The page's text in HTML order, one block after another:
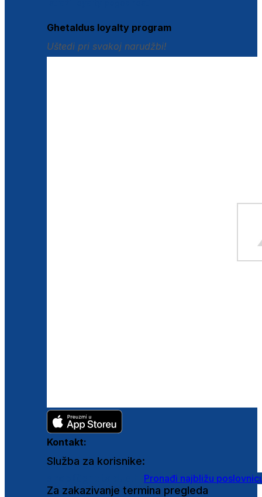
Ghetaldus loyalty program
Uštedi pri svakoj narudžbi!
Kontakt:
Služba za korisnike:
Pronađi najbližu
Za zakazivanje termina pregleda